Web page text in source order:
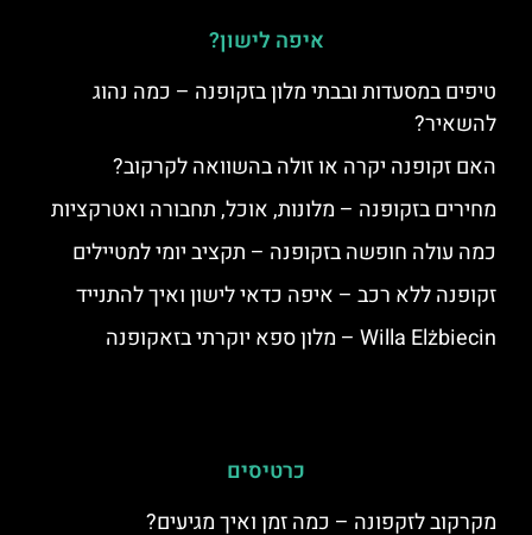
טיפים במסעדות ובבתי מלון בזקופנה – כמה נהוג
האם זקופנה יקרה או זולה בהשוואה לקרקוב?
מחירים בזקופנה – מלונות, אוכל, תחבורה ואטרקציות
כמה עולה חופשה בזקופנה – תקציב יומי למטיילים
זקופנה ללא רכב – איפה כדאי לישון ואיך להתנייד
Willa Elżbiecin – מלון ספא יוקרתי בזאקופנה
מקרקוב לזקפונה – כמה זמן ואיך מגיעים?
זקפונה אטרקציות לילדים